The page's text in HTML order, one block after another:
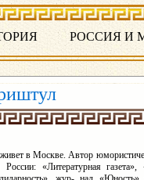
РОССИЯ И
живет в Москве. Автор
«Литературная